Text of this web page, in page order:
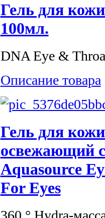
Гель для
100мл.
DNA Eye &
Описание товара
Гель для
освежающий
Aquasource
For Eyes